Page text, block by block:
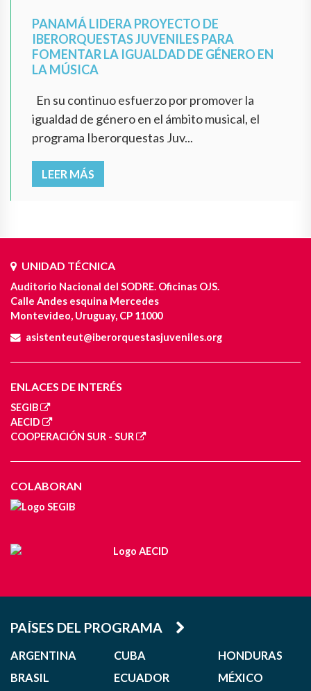
PANAMÁ LIDERA PROYECTO DE
IBERORQUESTAS JUVENILES PARA
FOMENTAR LA IGUALDAD DE GÉNERO EN
LA MÚSICA
En su continuo esfuerzo por promover la
igualdad de género en el ámbito musical, el
programa Iberorquestas Juv...
LEER MÁS
UNIDAD TÉCNICA
Auditorio Nacional del SODRE. Oficinas OJS.
Calle Andes esquina Mercedes
Montevideo, Uruguay, CP 11000
asistenteut@iberorquestasjuveniles.org
ENLACES DE INTERÉS
SEGIB
AECID
COOPERACIÓN SUR - SUR
COLABORAN
PAÍSES DEL PROGRAMA
ARGENTINA
BRASIL
CUBA
ECUADOR
HONDURAS
MÉXICO